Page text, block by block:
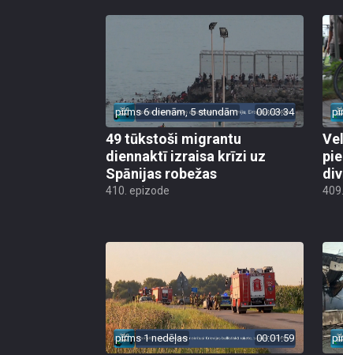
pirms 6 dienām, 5 stundām 00:03:34
49 tūkstoši migrantu
diennaktī izraisa krīzi uz
Spānijas robežas
410. epizode
pirms 1 nedēļas 00:01:59